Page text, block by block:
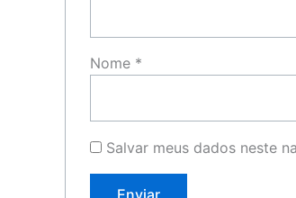
Nome *
Salvar meus dados neste